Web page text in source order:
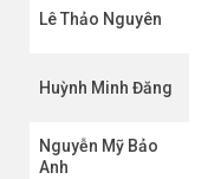
Lê Thảo Nguyên
Huỳnh Minh Đăng
Nguyễn Mỹ Bảo
Anh